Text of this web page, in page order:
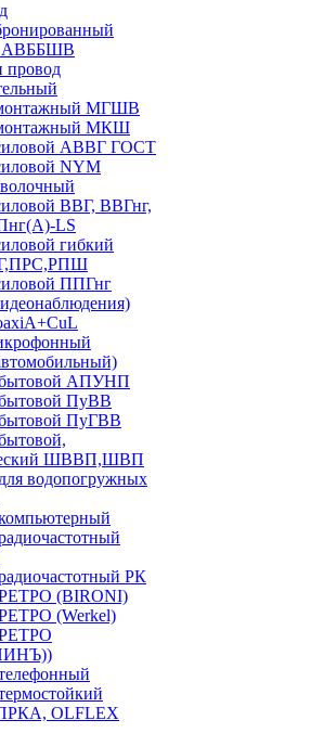
провод
МГШВ
МКШ
АВВГ ГОСТ
NYM
ВВГ, ВВГнг,
LS
гибкий
ППГнг
АПУНП
ПуВВ
ПуГВВ
ШВВП,ШВП
водопогружных
РК
(BIRONI)
(Werkel)
OLFLEX